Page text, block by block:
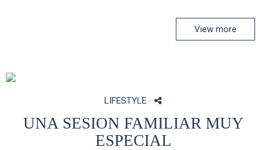
View more
LIFESTYLE ·
UNA SESION FAMILIAR MUY
ESPECIAL